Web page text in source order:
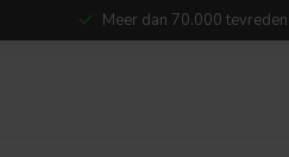
Meer dan 70.000